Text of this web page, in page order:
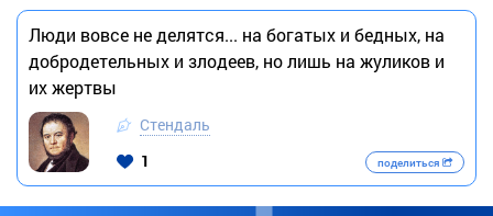
Люди вовсе не делятся... на богатых и бедных, на
добродетельных и злодеев, но лишь на жуликов и
их жертвы
Стендаль
1
поделиться